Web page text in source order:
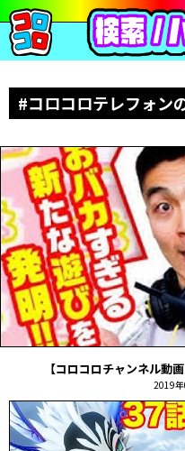
#コロコロテレフォン
【コロコロチャンネル動
2019